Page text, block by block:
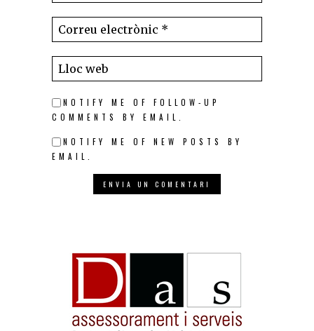
NOTIFY ME OF FOLLOW-UP
COMMENTS BY EMAIL.
NOTIFY ME OF NEW POSTS BY
EMAIL.